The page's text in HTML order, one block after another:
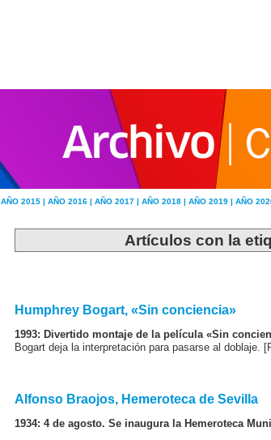
AÑO 2015 | AÑO 2016 | AÑO 2017 | AÑO 2018 | AÑO 2019 | AÑO
Artículos con la
Humphrey Bogart, «Sin conciencia»
1993: Divertido montaje de la película «Sin
Bogart deja la interpretación para pasarse al doblaje.
Alfonso Braojos, Hemeroteca de Sevilla
1934: 4 de agosto. Se inaugura la Hemeroteca